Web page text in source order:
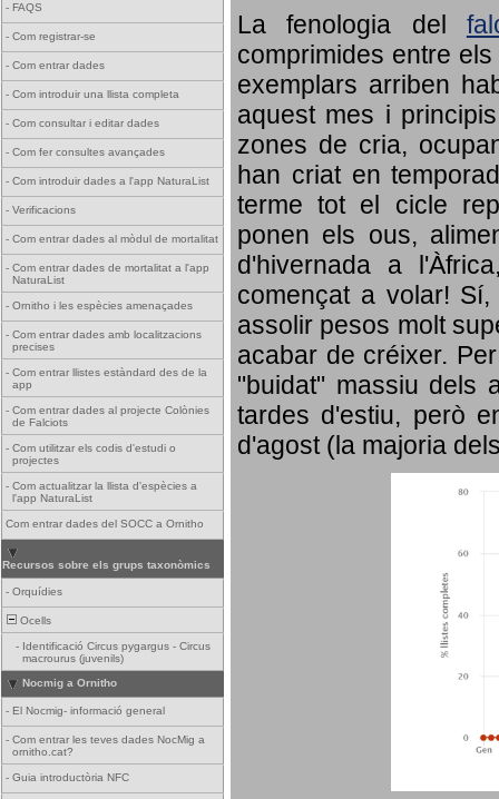
- FAQS
- Com registrar-se
- Com entrar dades
- Com introduir una llista completa
- Com consultar i editar dades
- Com fer consultes avançades
- Com introduir dades a l'app NaturaList
- Verificacions
- Com entrar dades al mòdul de mortalitat
- Com entrar dades de mortalitat a l'app
NaturaList
- Ornitho i les espècies amenaçades
- Com entrar dades amb localitzacions
precises
- Com entrar llistes estàndard des de la
app
- Com entrar dades al projecte Colònies
de Falciots
- Com utilitzar els codis d'estudi o
projectes
- Com actualitzar la llista d'espècies a
l'app NaturaList
Com entrar dades del SOCC a Ornitho
Recursos sobre els grups taxonòmics
- Orquídies
Ocells
- Identificació Circus pygargus - Circus
macrourus (juvenils)
Nocmig a Ornitho
- El Nocmig- informació general
- Com entrar les teves dades NocMig a
ornitho.cat?
- Guia introductòria NFC
La fenologia del
comprimides entre
exemplars arriben
aquest mes i
zones de cria,
han criat en
terme tot el cicle
ponen els ous,
d'hivernada a
començat a volar!
assolir pesos molt
acabar de créixer.
"buidat" massiu dels
tardes d'estiu, però
d'agost (la majoria